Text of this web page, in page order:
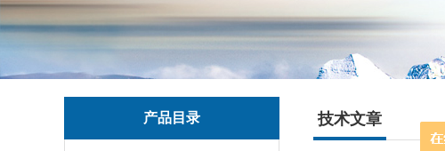
产品目录 技术文章